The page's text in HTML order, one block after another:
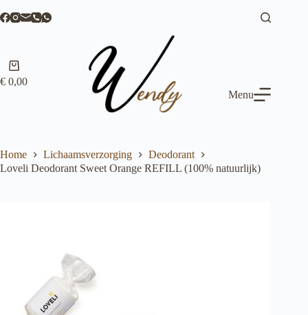
naar
Winkelwagen
€ 0,00
Menu
Home Lichaamsverzorging
Deodorant
Loveli Deodorant Sweet Orange REFILL (100% natuurlijk)